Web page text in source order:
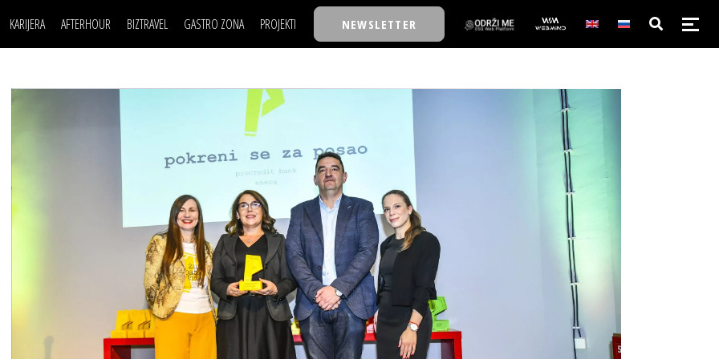
KARIJERA AFTERHOUR
AUTO SVET
BIZTRAVEL GASTRO ZONA PROJEKTI
TASTY TALKS
BACK TO OFFICE/SCHOOL
BIZBENDOVI
BIZKOLEGIJUM
BMW BIZNIS LIGA
BIZLIFE WEEK
IZJAVA GODINE
NEWSLETTER
POSAO
MOJ UGAO
FILM I SCENA
AUTO SVET
NAJKOLEGA
30 ISPOD 30
BACK TO OFFICE/SCHOOL
BIZKOLEGIJUM
BMW BIZNIS LIGA
BIZLIFE WEEK
IZJAVA GODINE